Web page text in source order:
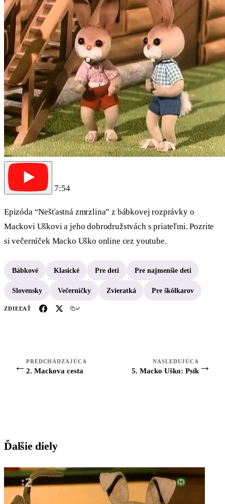
7:54
Epizóda “Nešťastná zmrzlina” z bábkovej rozprávky o
Mackovi Uškovi a jeho dobrodružstvách s priateľmi. Pozrite
si večerníček Macko Uško online cez youtube.
Bábkové Klasické Pre deti Pre najmenšie deti
Slovensky Večerníčky Zvieratká Pre škôlkarov
ZDIEĽAŤ
← PREDCHÁDZAJÚCA
2. Mackova cesta
NASLEDUJÚCA
5. Macko Uško: Psík →
Ďalšie diely